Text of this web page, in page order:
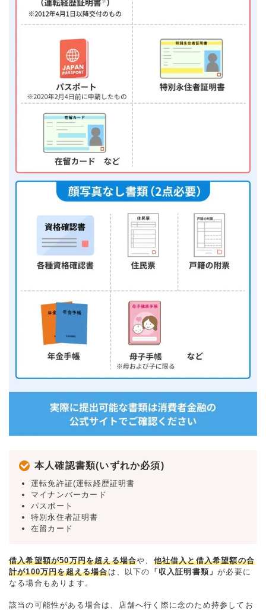
本人確認書類(いずれか必須)
運転免許証(運転経歴証明書
マイナンバーカード
パスポート
特別永住者証明書
在留カード
借入希望額が50万円を超える場合や、 他社借入と借入希望額の合
計が100万円を超える場合は、以下の 「収入証明書類」が必要に
なる場合もあります。
該当の可能性がある場合は、店舗へ行く際に念のため持参してお